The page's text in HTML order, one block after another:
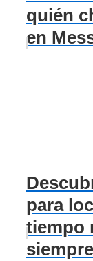
quién
en
para
tiempo